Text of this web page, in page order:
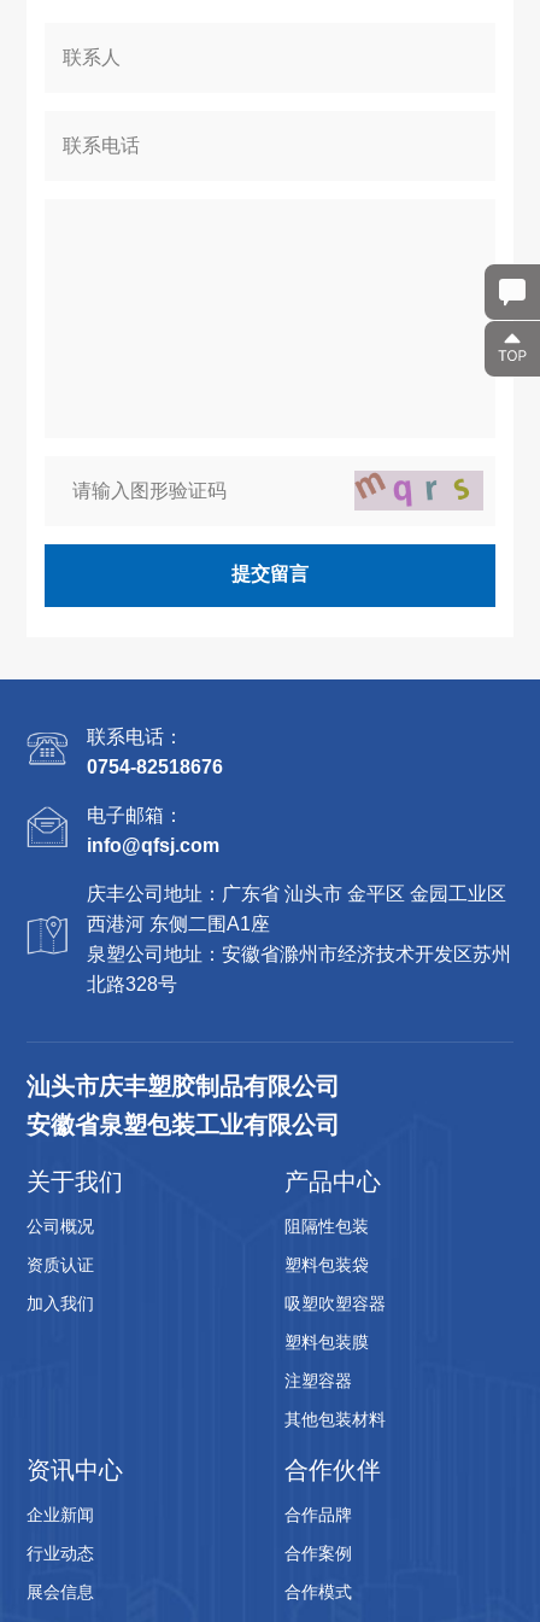
提交留言
联系电话：
0754-82518676
电子邮箱：
info@qfsj.com
庆丰公司地址：广东省 汕头市 金平区 金园工业区
西港河 东侧二围A1座
泉塑公司地址：安徽省滁州市经济技术开发区苏州
北路328号
汕头市庆丰塑胶制品有限公司
安徽省泉塑包装工业有限公司
关于我们
公司概况
资质认证
加入我们
产品中心
阻隔性包装
塑料包装袋
吸塑吹塑容器
塑料包装膜
注塑容器
其他包装材料
资讯中心
企业新闻
行业动态
展会信息
合作伙伴
合作品牌
合作案例
合作模式